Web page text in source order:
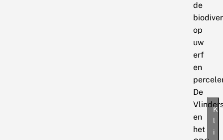
de
op
uw
erf
en
De
en
het
K
l
i